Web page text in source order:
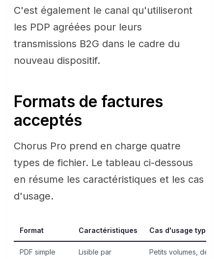
C'est également le canal qu'utiliseront
les PDP agréées pour leurs
transmissions B2G dans le cadre du
nouveau dispositif.
Formats de factures
acceptés
Chorus Pro prend en charge quatre
types de fichier. Le tableau ci-dessous
en résume les caractéristiques et les cas
d'usage.
Format Caractéristiques Cas d'usage
PDF simple
Lisible par
Petits volumes, dépôt